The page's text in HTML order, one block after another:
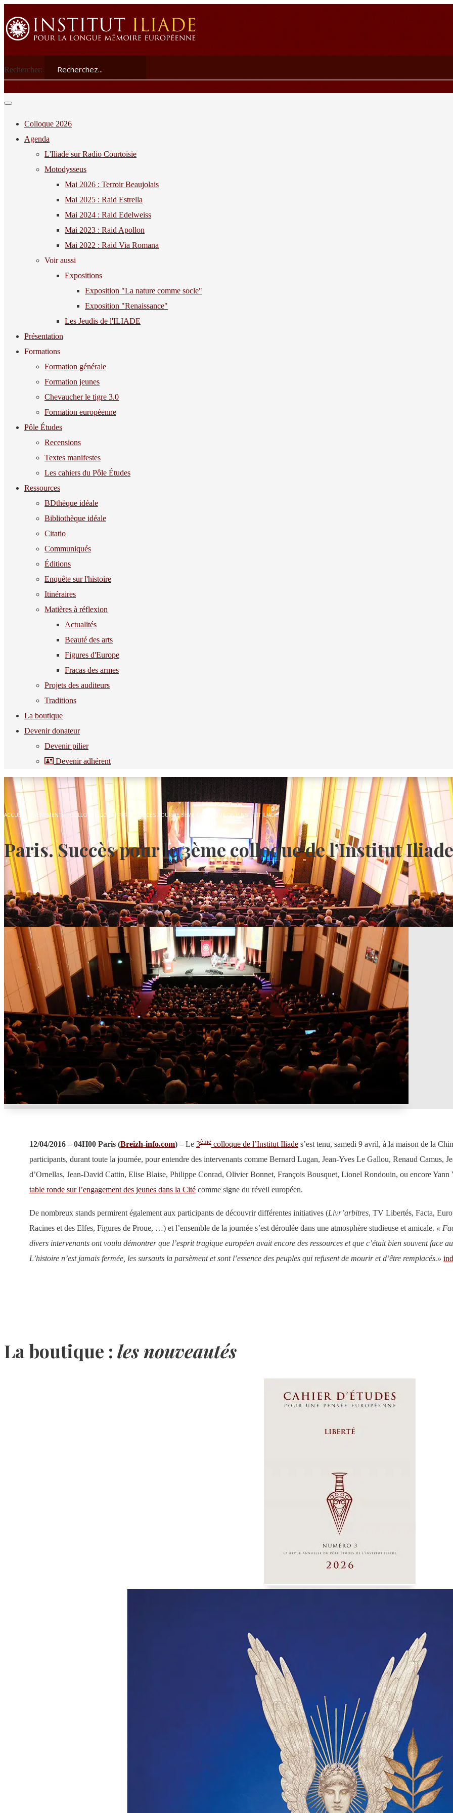
Rechercher:
Colloque 2026
Agenda
L'Iliade sur Radio Courtoisie
Motodysseus
Mai 2026 : Terroir Beaujolais
Mai 2025 : Raid Estrella
Mai 2024 : Raid Edelweiss
Mai 2023 : Raid Apollon
Mai 2022 : Raid Via Romana
Voir aussi
Expositions
Exposition "La nature comme socle"
Exposition "Renaissance"
Les Jeudis de l'ILIADE
Présentation
Formations
Formation générale
Formation jeunes
Chevaucher le tigre 3.0
Formation européenne
Pôle Études
Recensions
Textes manifestes
Les cahiers du Pôle Études
Ressources
BDthèque idéale
Bibliothèque idéale
Citatio
Communiqués
Éditions
Enquête sur l'histoire
Itinéraires
Matières à réflexion
Actualités
Beauté des arts
Figures d'Europe
Fracas des armes
Projets des auditeurs
Traditions
La boutique
Devenir donateur
Devenir pilier
Devenir adhérent
ACCUEIL | ÉVÉNEMENTS| COLLOQUE 2016 | PARIS. SUCCÈS POUR LE 3ÈME COLLOQUE DE L’INSTITUT ILIADE
Paris. Succès pour le 3ème colloque de l’Institut Iliade
12/04/2016 – 04H00 Paris (Breizh-info.com) – Le 3ème colloque de l’Institut Iliade s’est tenu, samedi 9 avril, à la maison de la
participants, durant toute la journée, pour entendre des intervenants comme Bernard Lugan, Jean-Yves Le Gallou, Renaud Camus,
d’Ornellas, Jean-David Cattin, Elise Blaise, Philippe Conrad, Olivier Bonnet, François Bousquet, Lionel Rondouin, ou encore
table ronde sur l’engagement des jeunes dans la Cité comme signe du réveil européen.
De nombreux stands permirent également aux participants de découvrir différentes initiatives (Livr’arbitres, TV Libertés, Facta,
Racines et des Elfes, Figures de Proue, …) et l’ensemble de la journée s’est déroulée dans une atmosphère studieuse et amicale. «
divers intervenants ont voulu démontrer que l’esprit tragique européen avait encore des ressources et que c’était bien souvent face
L’histoire n’est jamais fermée, les sursauts la parsèment et sont l’essence des peuples qui refusent de mourir et d’être remplacés.»
La boutique : les nouveautés